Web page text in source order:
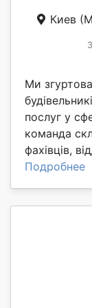
Киев
Ми
послуг у
команда
фахівців,
Подробнее